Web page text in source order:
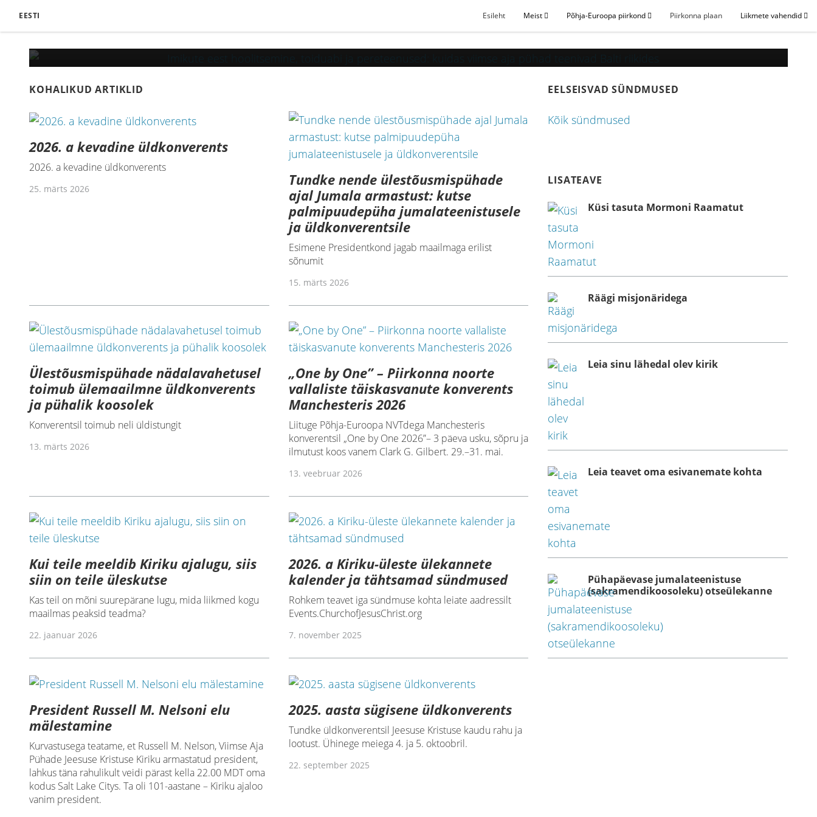
EESTI Esileht Meist Põhja-Euroopa piirkond Piirkonna plaan Liikmete vahendid
riikides
KOHALIKUD ARTIKLID
2026. a kevadine üldkonverents
2026. a kevadine üldkonverents
25. märts 2026
Tundke nende ülestõusmispühade
ajal Jumala armastust: kutse
palmipuudepüha jumalateenistusele
ja üldkonverentsile
Esimene Presidentkond jagab maailmaga erilist
sõnumit
15. märts 2026
Ülestõusmispühade nädalavahetusel
toimub ülemaailmne üldkonverents
ja pühalik koosolek
Konverentsil toimub neli üldistungit
13. märts 2026
„One by One” – Piirkonna noorte
vallaliste täiskasvanute konverents
Manchesteris 2026
Liituge Põhja-Euroopa NVTdega Manchesteris
konverentsil „One by One 2026”– 3 päeva usku, sõpru ja
ilmutust koos vanem Clark G. Gilbert. 29.–31. mai.
13. veebruar 2026
Kui teile meeldib Kiriku ajalugu, siis
siin on teile üleskutse
Kas teil on mõni suurepärane lugu, mida liikmed kogu
maailmas peaksid teadma?
22. jaanuar 2026
2026. a Kiriku-üleste ülekannete
kalender ja tähtsamad sündmused
Rohkem teavet iga sündmuse kohta leiate aadressilt
Events.ChurchofJesusChrist.org
7. november 2025
President Russell M. Nelsoni elu
mälestamine
Kurvastusega teatame, et Russell M. Nelson, Viimse Aja
Pühade Jeesuse Kristuse Kiriku armastatud president,
lahkus täna rahulikult veidi pärast kella 22.00 MDT oma
kodus Salt Lake Citys. Ta oli 101-aastane – Kiriku ajaloo
vanim president.
2025. aasta sügisene üldkonverents
Tundke üldkonverentsil Jeesuse Kristuse kaudu rahu ja
lootust. Ühinege meiega 4. ja 5. oktoobril.
22. september 2025
EELSEISVAD SÜNDMUSED
Kõik sündmused
LISATEAVE
Küsi tasuta Mormoni Raamatut
Räägi misjonäridega
Leia sinu lähedal olev kirik
Leia teavet oma esivanemate kohta
Pühapäevase jumalateenistuse
(sakramendikoosoleku) otseülekanne